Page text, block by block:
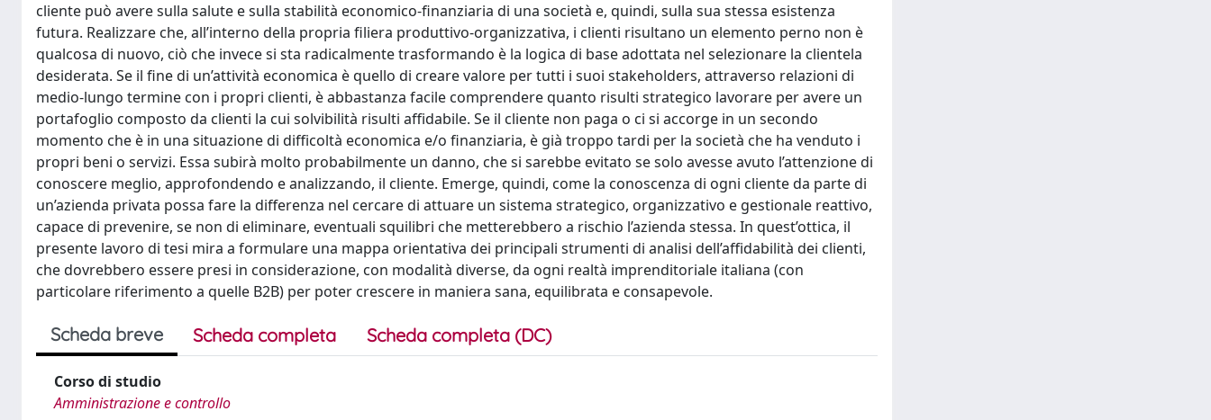
cliente può avere sulla salute e sulla stabilità economico-finanziaria di una società e, quindi, sulla sua stessa esistenza
futura. Realizzare che, all’interno della propria filiera produttivo-organizzativa, i clienti risultano un elemento perno non è
qualcosa di nuovo, ciò che invece si sta radicalmente trasformando è la logica di base adottata nel selezionare la clientela
desiderata. Se il fine di un’attività economica è quello di creare valore per tutti i suoi stakeholders, attraverso relazioni di
medio-lungo termine con i propri clienti, è abbastanza facile comprendere quanto risulti strategico lavorare per avere un
portafoglio composto da clienti la cui solvibilità risulti affidabile. Se il cliente non paga o ci si accorge in un secondo
momento che è in una situazione di difficoltà economica e/o finanziaria, è già troppo tardi per la società che ha venduto i
propri beni o servizi. Essa subirà molto probabilmente un danno, che si sarebbe evitato se solo avesse avuto l’attenzione di
conoscere meglio, approfondendo e analizzando, il cliente. Emerge, quindi, come la conoscenza di ogni cliente da parte di
un’azienda privata possa fare la differenza nel cercare di attuare un sistema strategico, organizzativo e gestionale reattivo,
capace di prevenire, se non di eliminare, eventuali squilibri che metterebbero a rischio l’azienda stessa. In quest’ottica, il
presente lavoro di tesi mira a formulare una mappa orientativa dei principali strumenti di analisi dell’affidabilità dei clienti,
che dovrebbero essere presi in considerazione, con modalità diverse, da ogni realtà imprenditoriale italiana (con
particolare riferimento a quelle B2B) per poter crescere in maniera sana, equilibrata e consapevole.
Scheda breve Scheda completa Scheda completa (DC)
Corso di studio
Amministrazione e controllo